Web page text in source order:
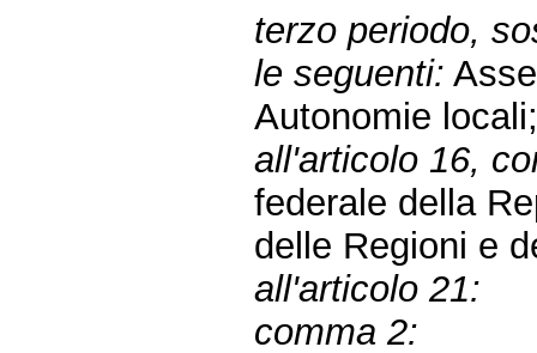
terzo periodo,
le seguenti:
Autonomie
all'articolo 16,
federale della
delle Regioni e
all'articolo 21:
comma 2: